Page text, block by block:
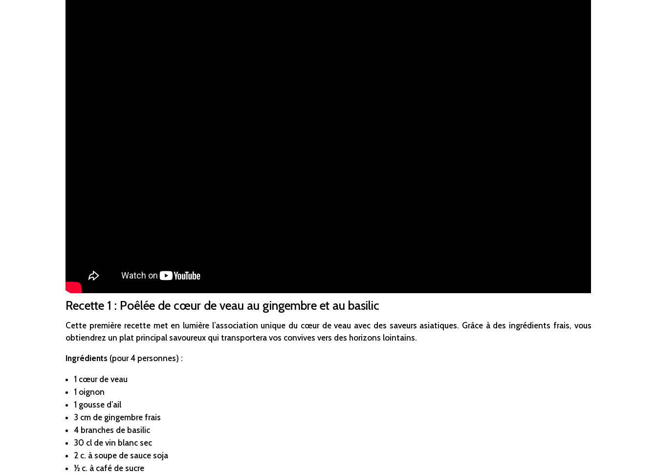
Recette 1 : Poêlée de cœur de veau au gingembre et au basilic
Cette première recette met en lumière l’association unique du cœur de veau avec des saveurs asiatiques. Grâce à des ingrédients frais, vous
obtiendrez un plat principal savoureux qui transportera vos convives vers des horizons lointains.
Ingrédients (pour 4 personnes) :
1 cœur de veau
1 oignon
1 gousse d’ail
3 cm de gingembre frais
4 branches de basilic
30 cl de vin blanc sec
2 c. à soupe de sauce soja
½ c. à café de sucre